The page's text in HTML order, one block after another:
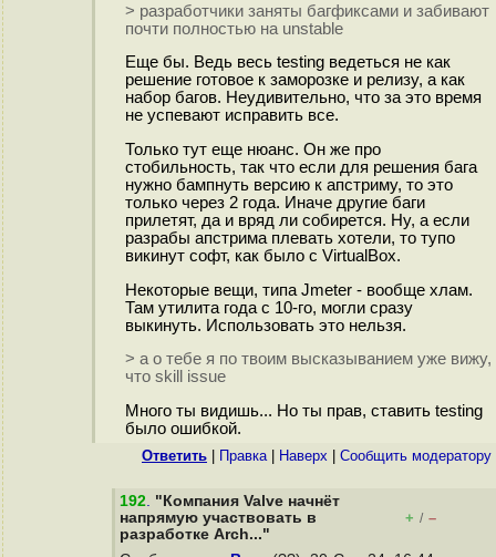
> разработчики заняты багфиксами и забивают
почти полностью на unstable
Еще бы. Ведь весь testing ведеться не как
решение готовое к заморозке и релизу, а как
набор багов. Неудивительно, что за это время
не успевают исправить все.
Только тут еще нюанс. Он же про
стобильность, так что если для решения бага
нужно бампнуть версию к апстриму, то это
только через 2 года. Иначе другие баги
прилетят, да и вряд ли собирется. Ну, а если
разрабы апстрима плевать хотели, то тупо
викинут софт, как было с VirtualBox.
Некоторые вещи, типа Jmeter - вообще хлам.
Там утилита года с 10-го, могли сразу
выкинуть. Использовать это нельзя.
> а о тебе я по твоим высказыванием уже вижу,
что skill issue
Много ты видишь... Но ты прав, ставить testing
было ошибкой.
Ответить Правка| Наверх Cообщить модератору
192. "Компания Valve начнёт
напрямую участвовать в
разработке Arch..."
+ / –